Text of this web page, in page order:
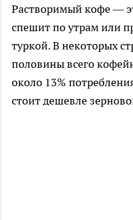
Растворимый кофе —
спешит по утрам или
туркой. В некоторых
половины всего
около 13%
стоит дешевле